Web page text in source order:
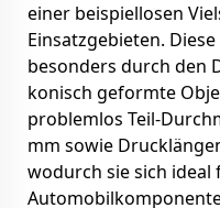
einer beispiellosen
Einsatzgebieten.
besonders durch den
konisch geformte
problemlos Teil-
mm sowie
wodurch sie sich ideal